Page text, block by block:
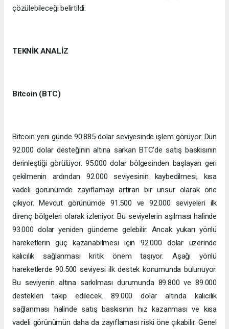
çözülebileceği belirtildi.
TEKNİK ANALİZ
Bitcoin (BTC)
Bitcoin yeni günde 90.885 dolar seviyesinde işlem görüyor. Dün
92.000 dolar desteğinin altına sarkan BTC’de satış baskısının
derinleştiği görülüyor. 95.000 dolar bölgesinden başlayan geri
çekilmenin ardından 92.000 seviyesinin kaybedilmesi, kısa
vadeli görünümde zayıflamayı artıran bir unsur olarak öne
çıkıyor. Mevcut görünümde 91.500 ve 92.000 seviyeleri ilk
direnç bölgeleri olarak izleniyor. Bu seviyelerin aşılması halinde
93.000 dolar yeniden gündeme gelebilir. Ancak yukarı yönlü
hareketlerin güç kazanabilmesi için 92.000 dolar üzerinde
kalıcılık sağlanması kritik önem taşıyor. Aşağı yönlü
hareketlerde 90.500 seviyesi ilk destek konumunda bulunuyor.
Bu seviyenin altına sarkılması durumunda 89.800 ve 89.000
destekleri takip edilecek. 89.000 dolar altında kalıcılık
sağlanması halinde satış baskısının hız kazanması ve kısa
vadeli görünümün daha da zayıflaması riski öne çıkabilir. Genel